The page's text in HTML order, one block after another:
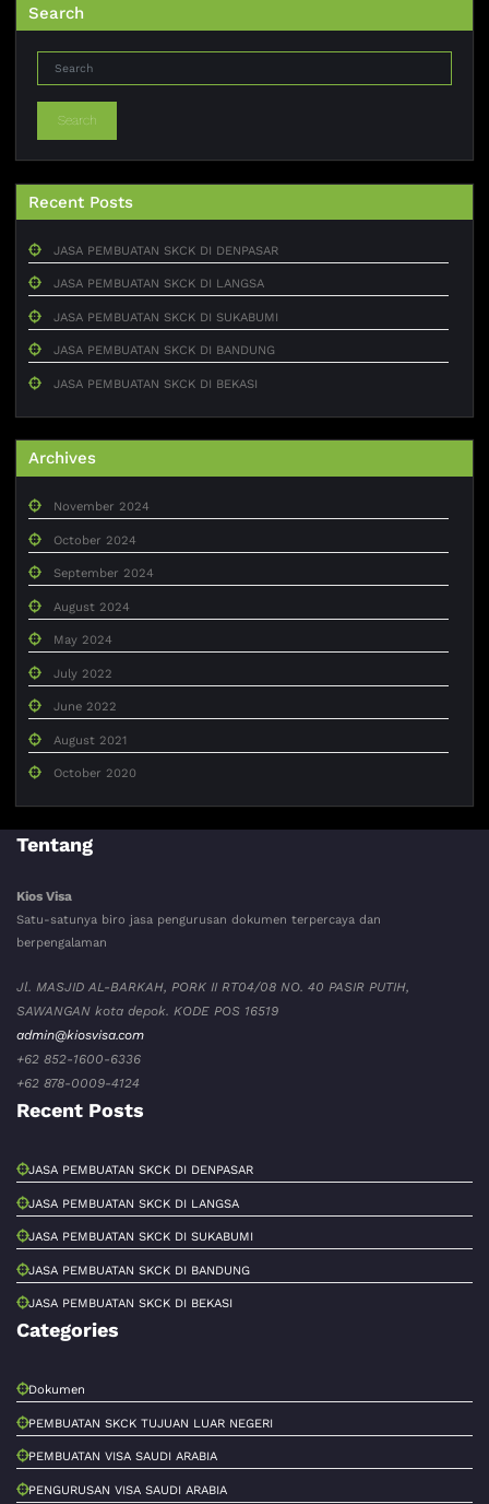
Search
Search
Recent Posts
JASA PEMBUATAN SKCK DI DENPASAR
JASA PEMBUATAN SKCK DI LANGSA
JASA PEMBUATAN SKCK DI SUKABUMI
JASA PEMBUATAN SKCK DI BANDUNG
JASA PEMBUATAN SKCK DI BEKASI
Archives
November 2024
October 2024
September 2024
August 2024
May 2024
July 2022
June 2022
August 2021
October 2020
Tentang
Kios Visa
Satu-satunya biro jasa pengurusan dokumen terpercaya dan
berpengalaman
Jl. MASJID AL-BARKAH, PORK II RT04/08 NO. 40 PASIR PUTIH,
SAWANGAN kota depok. KODE POS 16519
admin@kiosvisa.com
+62 852-1600-6336
+62 878-0009-4124
Recent Posts
JASA PEMBUATAN SKCK DI DENPASAR
JASA PEMBUATAN SKCK DI LANGSA
JASA PEMBUATAN SKCK DI SUKABUMI
JASA PEMBUATAN SKCK DI BANDUNG
JASA PEMBUATAN SKCK DI BEKASI
Categories
Dokumen
PEMBUATAN SKCK TUJUAN LUAR NEGERI
PEMBUATAN VISA SAUDI ARABIA
PENGURUSAN VISA SAUDI ARABIA